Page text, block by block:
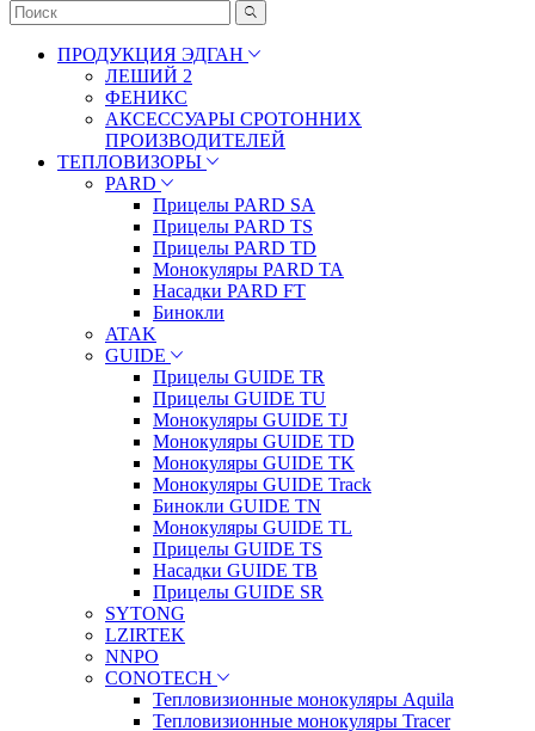
ПРОДУКЦИЯ ЭДГАН
ЛЕШИЙ 2
ФЕНИКС
АКСЕССУАРЫ СРОТОННИХ
ПРОИЗВОДИТЕЛЕЙ
ТЕПЛОВИЗОРЫ
PARD
Прицелы PARD SA
Прицелы PARD TS
Прицелы PARD TD
Монокуляры PARD TA
Насадки PARD FT
Бинокли
ATAK
GUIDE
Прицелы GUIDE TR
Прицелы GUIDE TU
Монокуляры GUIDE TJ
Монокуляры GUIDE TD
Монокуляры GUIDE TK
Монокуляры GUIDE Track
Бинокли GUIDE TN
Монокуляры GUIDE TL
Прицелы GUIDE TS
Насадки GUIDE TB
Прицелы GUIDE SR
SYTONG
LZIRTEK
NNPO
CONOTECH
Тепловизионные монокуляры Aquila
Тепловизионные монокуляры Tracer